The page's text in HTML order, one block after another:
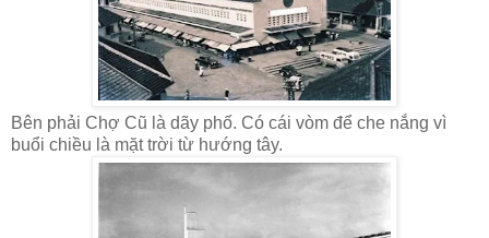
Bên phải Chợ Cũ là dãy phố. Có cái vòm để che nắng vì
buổi chiều là mặt trời từ hướng tây.